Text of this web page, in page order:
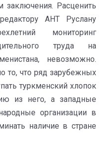
заключения. Расценить
АНТ Руслану
мониторинг
труда на
невозможно.
то, что ряд зарубежных
туркменский хлопок
из него, а западные
организации в
наличие в стране